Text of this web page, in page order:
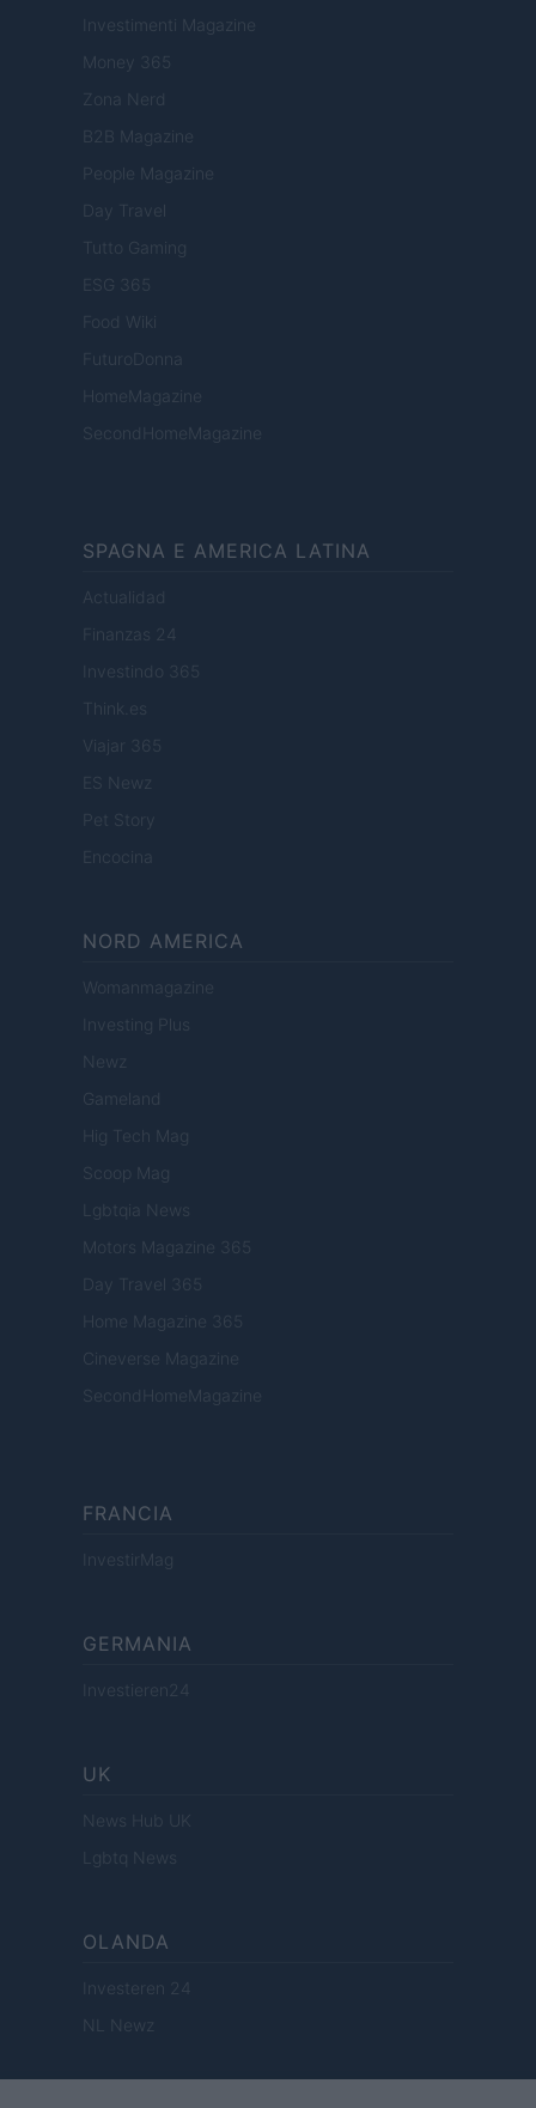
Investimenti Magazine
Money 365
Zona Nerd
B2B Magazine
People Magazine
Day Travel
Tutto Gaming
ESG 365
Food Wiki
FuturoDonna
HomeMagazine
SecondHomeMagazine
SPAGNA E AMERICA LATINA
Actualidad
Finanzas 24
Investindo 365
Think.es
Viajar 365
ES Newz
Pet Story
Encocina
NORD AMERICA
Womanmagazine
Investing Plus
Newz
Gameland
Hig Tech Mag
Scoop Mag
Lgbtqia News
Motors Magazine 365
Day Travel 365
Home Magazine 365
Cineverse Magazine
SecondHomeMagazine
FRANCIA
InvestirMag
GERMANIA
Investieren24
UK
News Hub UK
Lgbtq News
OLANDA
Investeren 24
NL Newz